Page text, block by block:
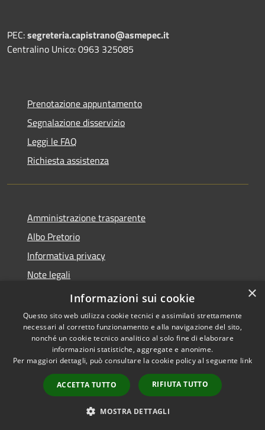
PEC:segreteria.capistrano@asmepec.it
Centralino Unico: 0963 325085
Prenotazione appuntamento
Segnalazione disservizio
Leggi le FAQ
Richiesta assistenza
Amministrazione trasparente
Albo Pretorio
Informativa privacy
Note legali
Dichiarazione di accessibilità
Accessibilità
Copyright © 2026 • Comune di
Capistrano • Powered by
Municipium•
Accesso
redazione
×
Informazioni sui cookie
Questo sito web utilizza cookie tecnici e assimilati strettamente
necessari al corretto funzionamento e alla navigazione del sito,
nonché un cookie tecnico analitico al solo fine di elaborare
informazioni statistiche, aggregate e anonime.
Per maggiori dettagli, può consultare la cookie policy al seguente link
ACCETTA TUTTO RIFIUTA TUTTO
MOSTRA DETTAGLI